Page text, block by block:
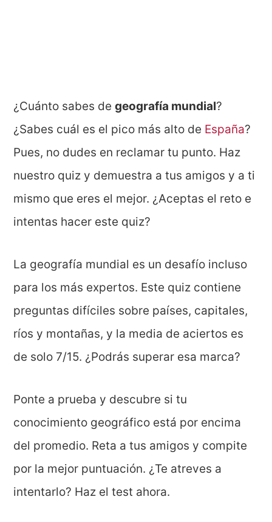
¿Cuánto sabes degeografía mundial?
¿Sabes cuál es el pico más alto de España?
Pues, no dudes en reclamar tu punto. Haz
nuestro quiz y demuestra a tus amigos y a ti
mismo que eres el mejor. ¿Aceptas el reto e
intentas hacer este quiz?
La geografía mundial es un desafío incluso
para los más expertos. Este quiz contiene
preguntas difíciles sobre países, capitales,
ríos y montañas, y la media de aciertos es
de solo 7/15. ¿Podrás superar esa marca?
Ponte a prueba y descubre si tu
conocimiento geográfico está por encima
del promedio. Reta a tus amigos y compite
por la mejor puntuación. ¿Te atreves a
intentarlo? Haz el test ahora.